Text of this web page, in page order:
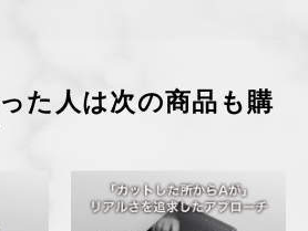
た人は次の商品も購